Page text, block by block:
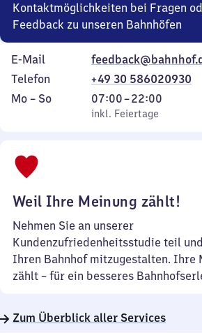
Kontaktmöglichkeiten bei Fragen
Feedback zu unseren Bahnhöfen
E-Mail
Telefon
+49 30 586020930
Montag
Mo – So,
inkl. Feiertage
07:00–22:00
Von
7
inkl. Feiertage
Weil Ihre Meinung zählt!
Nehmen Sie an unserer
Kundenzufriedenheitsstudie teil
Ihren Bahnhof mitzugestalten. Ihre
zählt – für ein besseres
Zum Überblick aller Services